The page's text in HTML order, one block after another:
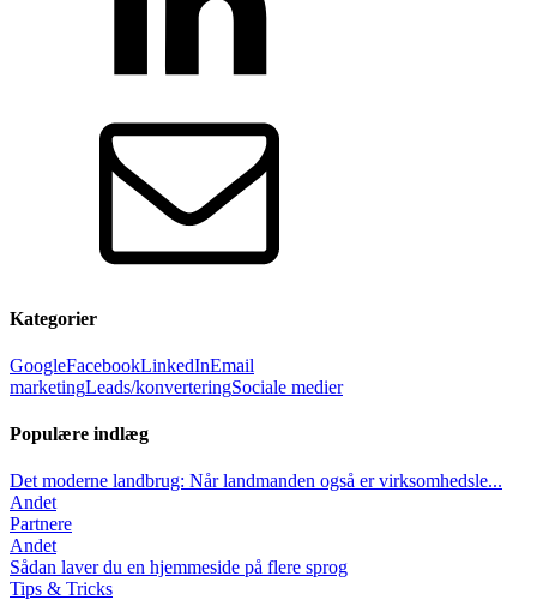
Kategorier
GoogleFacebookLinkedInEmail
marketingLeads/konverteringSociale medier
Populære indlæg
Det moderne landbrug: Når landmanden også er virksomhedsle...
Andet
Partnere
Andet
Sådan laver du en hjemmeside på flere sprog
Tips & Tricks